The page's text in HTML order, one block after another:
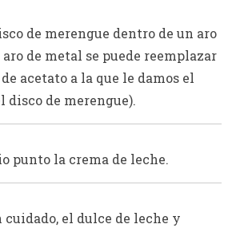
de merengue dentro de un aro
de metal se puede reemplazar
acetato a la que le damos el
disco de merengue).
punto la crema de leche.
cuidado, el dulce de leche y